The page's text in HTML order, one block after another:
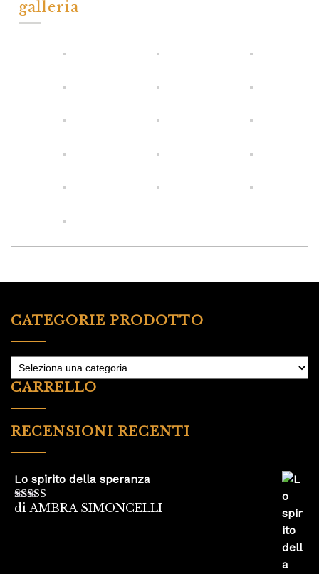
galleria
CATEGORIE PRODOTTO
CARRELLO
RECENSIONI RECENTI
Lo spirito della speranza
Valutato5su
di AMBRA SIMONCELLI